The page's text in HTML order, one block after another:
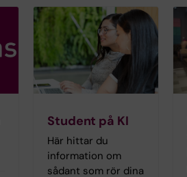
Student på KI
Här hittar du
information om
sådant som rör dina